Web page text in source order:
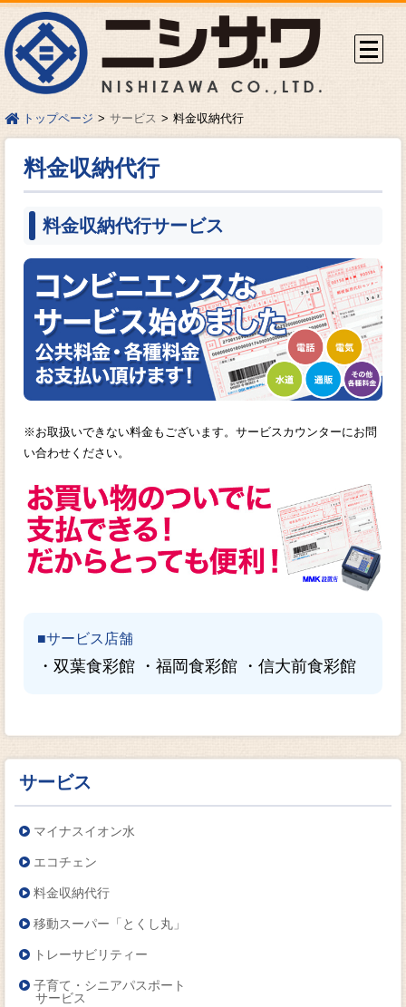
トップページ サービス 料金収納代行
料金収納代行
料金収納代行サービス
※お取扱いできない料金もございます。サービスカウンターにお問
い合わせください。
■サービス店舗
・双葉食彩館 ・福岡食彩館 ・信大前食彩館
サービス
マイナスイオン水
エコチェン
料金収納代行
移動スーパー「とくし丸」
トレーサビリティー
子育て・シニアパスポート
サービス